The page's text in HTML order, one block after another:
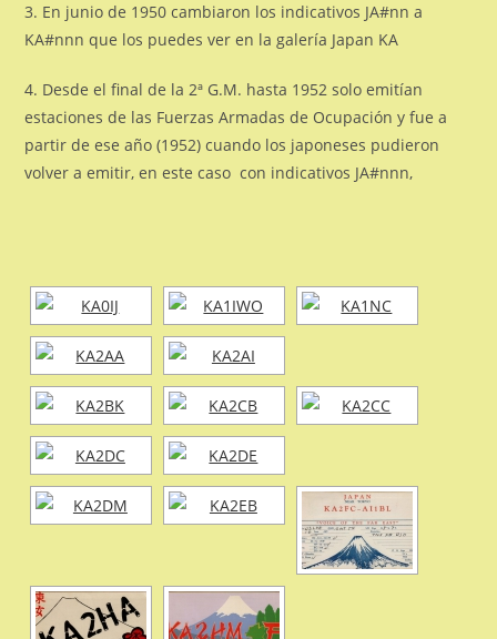
3. En junio de 1950 cambiaron los indicativos JA#nn a
KA#nnn que los puedes ver en la galería Japan KA
4. Desde el final de la 2ª G.M. hasta 1952 solo emitían
estaciones de las Fuerzas Armadas de Ocupación y fue a
partir de ese año (1952) cuando los japoneses pudieron
volver a emitir, en este caso con indicativos JA#nnn,